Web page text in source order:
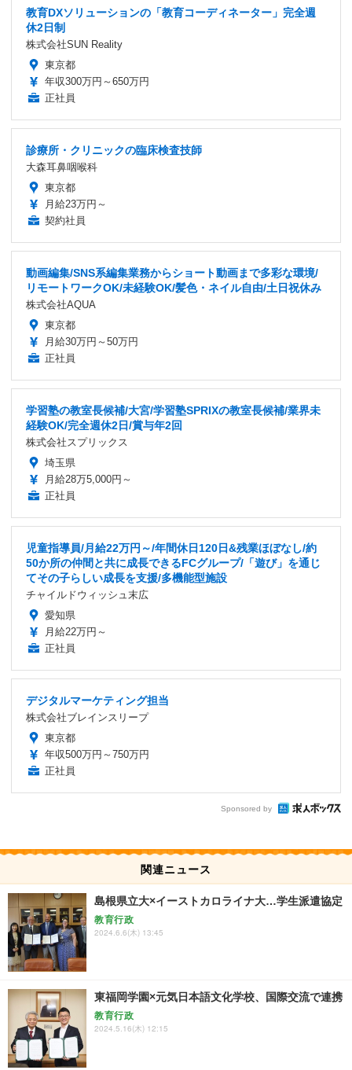
教育DXソリューションの「教育コーディネーター」完全週
休2日制
株式会社SUN Reality
東京都
年収300万円～650万円
正社員
診療所・クリニックの臨床検査技師
大森耳鼻咽喉科
東京都
月給23万円～
契約社員
動画編集/SNS系編集業務からショート動画まで多彩な環境/
リモートワークOK/未経験OK/髪色・ネイル自由/土日祝休み
株式会社AQUA
東京都
月給30万円～50万円
正社員
学習塾の教室長候補/大宮/学習塾SPRIXの教室長候補/業界未
経験OK/完全週休2日/賞与年2回
株式会社スプリックス
埼玉県
月給28万5,000円～
正社員
児童指導員/月給22万円～/年間休日120日&残業ほぼなし/約
50か所の仲間と共に成長できるFCグループ/「遊び」を通じ
てその子らしい成長を支援/多機能型施設
チャイルドウィッシュ末広
愛知県
月給22万円～
正社員
デジタルマーケティング担当
株式会社ブレインスリープ
東京都
年収500万円～750万円
正社員
Sponsored by
関連ニュース
島根県立大×イーストカロライナ大…学生派遣協定
教育行政
2024.6.6(木) 13:45
東福岡学園×元気日本語文化学校、国際交流で連携
教育行政
2024.5.16(木) 12:15